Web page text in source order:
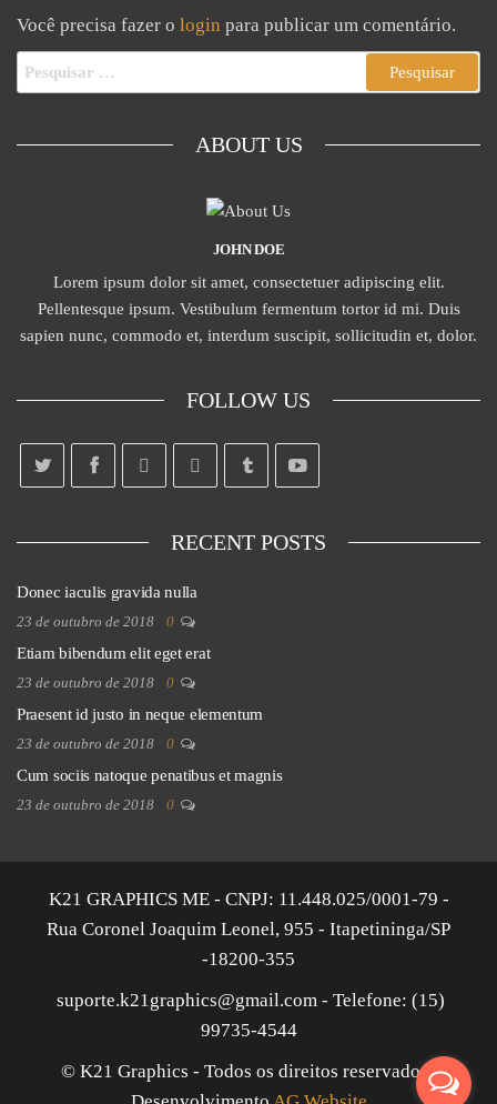
Você precisa fazer o login para publicar um comentário.
ABOUT US
JOHN DOE
Lorem ipsum dolor sit amet, consectetuer adipiscing elit.
Pellentesque ipsum. Vestibulum fermentum tortor id mi. Duis
sapien nunc, commodo et, interdum suscipit, sollicitudin et, dolor.
FOLLOW US
RECENT POSTS
Donec iaculis gravida nulla
23 de outubro de 2018 0
Etiam bibendum elit eget erat
23 de outubro de 2018 0
Praesent id justo in neque elementum
23 de outubro de 2018 0
Cum sociis natoque penatibus et magnis
23 de outubro de 2018 0
K21 GRAPHICS ME - CNPJ: 11.448.025/0001-79 -
Rua Coronel Joaquim Leonel, 955 - Itapetininga/SP
-18200-355
suporte.k21graphics@gmail.com - Telefone: (15)
99735-4544
© K21 Graphics - Todos os direitos reservados |